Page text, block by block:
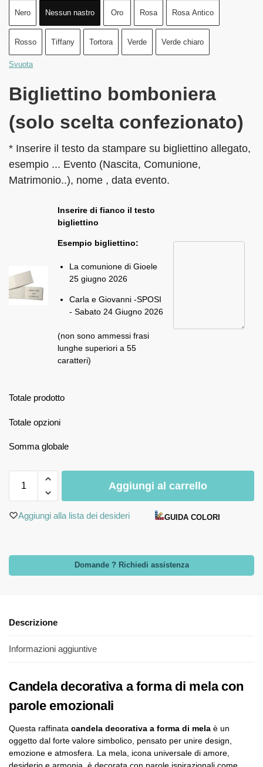
Nero Nessun nastro Oro Rosa Rosa Antico
Rosso Tiffany Tortora Verde Verde chiaro
Svuota
Bigliettino bomboniera
(solo scelta confezionato)
* Inserire il testo da stampare su bigliettino allegato,
esempio ... Evento (Nascita, Comunione,
Matrimonio..), nome , data evento.
Inserire di fianco il testo
bigliettino
Esempio bigliettino:
La comunione di Gioele
25 giugno 2026
Carla e Giovanni -SPOSI
- Sabato 24 Giugno 2026
(non sono ammessi frasi
lunghe superiori a 55
caratteri)
Totale prodotto
Totale opzioni
Somma globale
Aggiungi al carrello
Aggiungi alla lista dei desideri GUIDA COLORI
Domande ? Richiedi assistenza
Descrizione
Informazioni aggiuntive
Candela decorativa a forma di mela con
parole emozionali
Questa raffinata candela decorativa a forma di mela è un
oggetto dal forte valore simbolico, pensato per unire design,
emozione e atmosfera. La mela, icona universale di amore,